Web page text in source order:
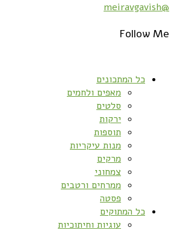
@meiravgavish
Follow Me
כל המתכונים
מאפים ולחמים
סלטים
ירקות
תוספות
מנות עיקריות
מרקים
צמחוני
ממרחים ורטבים
פסטה
כל המתוקים
עוגיות וחיתוכיות